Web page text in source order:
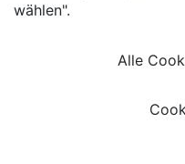
wählen".
Alle